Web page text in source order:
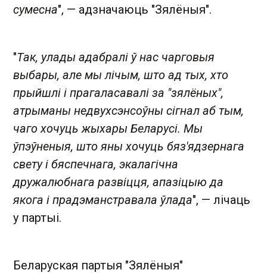
сумесна", — адзначаюць "Зялёныя".
"Так, улады адабралі ў нас чарговыя
выбары, але мы лічым, што ад тых, хто
прыйшлі і прагаласавалі за "зялёных",
атрыманы недвухсэнсоўны сігнал аб тым,
чаго хочуць жыхары Беларусі. Мы
ўпэўненыя, што яны хочуць бяз'ядзернага
свету і бяспечнага, экалагічна
дружалюбнага развіцця, апазіцыю да
якога і прадэманстравала ўлада", — лічаць
у партыі.
Беларуская партыя "Зялёныя"